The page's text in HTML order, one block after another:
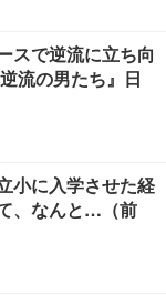
スで逆流に立ち向
流の男たち』日
小に入学させた経
、なんと…（前